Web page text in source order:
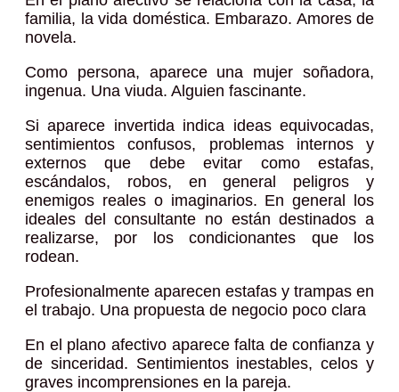
familia, la vida doméstica. Embarazo. Amores de
novela.
Como persona, aparece una mujer soñadora,
ingenua. Una viuda. Alguien fascinante.
Si aparece invertida indica ideas equivocadas,
sentimientos confusos, problemas internos y
externos que debe evitar como estafas,
escándalos, robos, en general peligros y
enemigos reales o imaginarios. En general los
ideales del consultante no están destinados a
realizarse, por los condicionantes que los
rodean.
Profesionalmente aparecen estafas y trampas en
el trabajo. Una propuesta de negocio poco clara
En el plano afectivo aparece falta de confianza y
de sinceridad. Sentimientos inestables, celos y
graves incomprensiones en la pareja.